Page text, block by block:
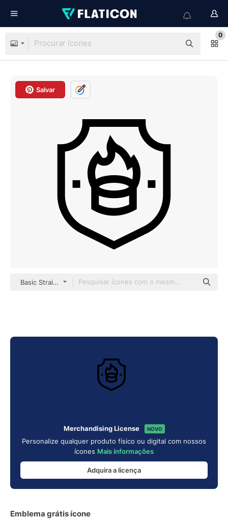
0
Salvar
Basic Straight Lineal
Merchandising License NOVO
Personalize qualquer produto físico ou digital com nossos
ícones Mais informações
Adquira a licença
Emblema grátis ícone